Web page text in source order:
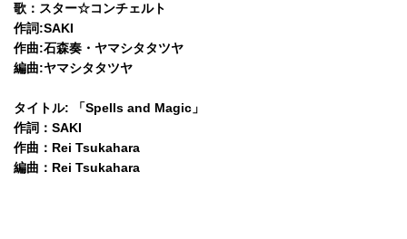
歌：スター☆コンチェルト
作詞:SAKI
作曲:石森奏・ヤマシタタツヤ
編曲:ヤマシタタツヤ
タイトル: 「Spells and Magic」
作詞：SAKI
作曲：Rei Tsukahara
編曲：Rei Tsukahara